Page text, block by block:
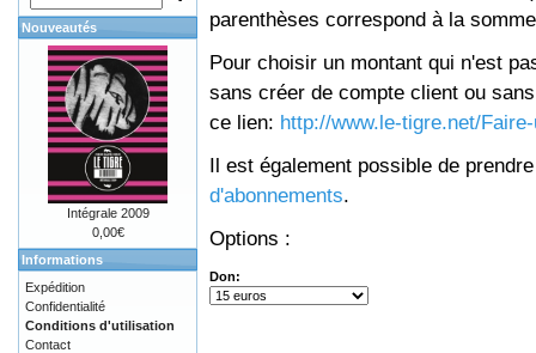
parenthèses correspond à la
Pour choisir un montant qui n'est
sans créer de compte client ou
ce lien: http://www.le-tigre.net/
Il est également possible de
d'abonnements.
Options :
Don:
Nouveautés
Intégrale 2009
0,00€
Informations
Expédition
Confidentialité
Conditions d'utilisation
Contact